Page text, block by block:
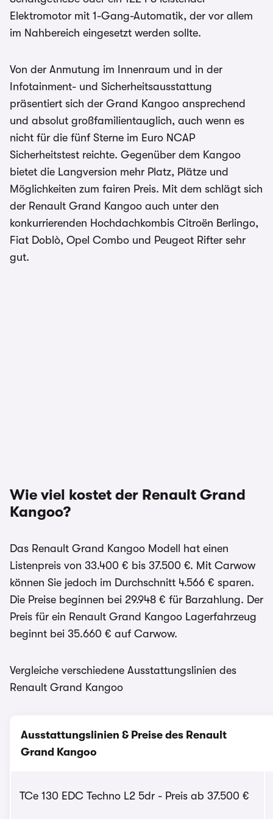
Elektromotor mit 1-Gang-Automatik, der vor allem
im Nahbereich eingesetzt werden sollte.
Von der Anmutung im Innenraum und in der
Infotainment- und Sicherheitsausstattung
präsentiert sich der Grand Kangoo ansprechend
und absolut großfamilientauglich, auch wenn es
nicht für die fünf Sterne im Euro NCAP
Sicherheitstest reichte. Gegenüber dem Kangoo
bietet die Langversion mehr Platz, Plätze und
Möglichkeiten zum fairen Preis. Mit dem schlägt sich
der Renault Grand Kangoo auch unter den
konkurrierenden Hochdachkombis Citroën Berlingo,
Fiat Doblò, Opel Combo und Peugeot Rifter sehr
gut.
Wie viel kostet der Renault Grand
Kangoo?
Das Renault Grand Kangoo Modell hat einen
Listenpreis von 33.400 € bis 37.500 €. Mit Carwow
können Sie jedoch im Durchschnitt 4.566 € sparen.
Die Preise beginnen bei 29.948 € für Barzahlung. Der
Preis für ein Renault Grand Kangoo Lagerfahrzeug
beginnt bei 35.660 € auf Carwow.
Vergleiche verschiedene Ausstattungslinien des
Renault Grand Kangoo
Ausstattungslinien & Preise des Renault
Grand Kangoo
TCe 130 EDC Techno L2 5dr - Preis ab 37.500 €